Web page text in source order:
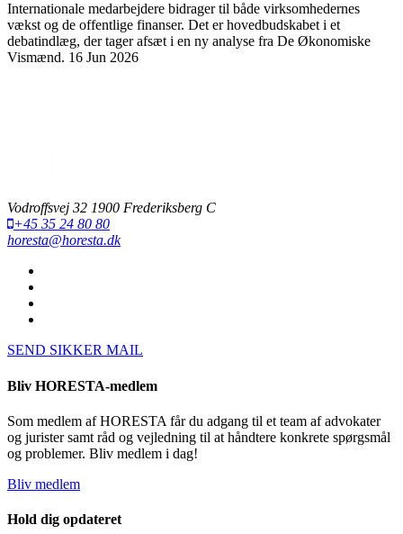
Internationale medarbejdere bidrager til både virksomhedernes
vækst og de offentlige finanser. Det er hovedbudskabet i et
debatindlæg, der tager afsæt i en ny analyse fra De Økonomiske
Vismænd. 16 Jun 2026
Vodroffsvej 32 1900 Frederiksberg C
+45 35 24 80 80
horesta@horesta.dk
SEND SIKKER MAIL
Bliv HORESTA-medlem
Som medlem af HORESTA får du adgang til et team af advokater
og jurister samt råd og vejledning til at håndtere konkrete spørgsmål
og problemer. Bliv medlem i dag!
Bliv medlem
Hold dig opdateret